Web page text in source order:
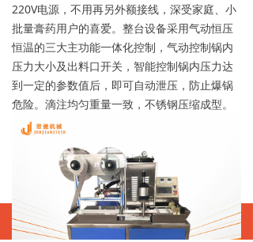
220V电源，不用再另外额接线，深受家庭、小
批量膏药用户的喜爱。整台设备采用气动恒压
恒温的三大主功能一体化控制，气动控制锅内
压力大小及出料口开关，智能控制锅内压力达
到一定的参数值后，即可自动泄压，防止爆锅
危险。滴注均匀重量一致，不锈钢压缩成型。
首页
ꂅ
电话
ꄑ
联系